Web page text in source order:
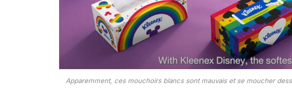
Apparemment, ces mouchoirs blancs sont mauvais et se moucher